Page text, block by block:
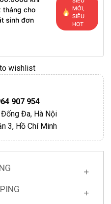
tháng cho
sinh đơn
MỚI,
SIÊU
HOT
wishlist
907 954
Đa, Hà Nội
3, Hồ Chí Minh